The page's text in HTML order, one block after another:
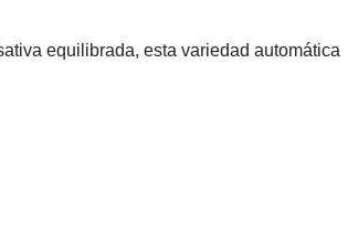
equilibrada, esta variedad automática